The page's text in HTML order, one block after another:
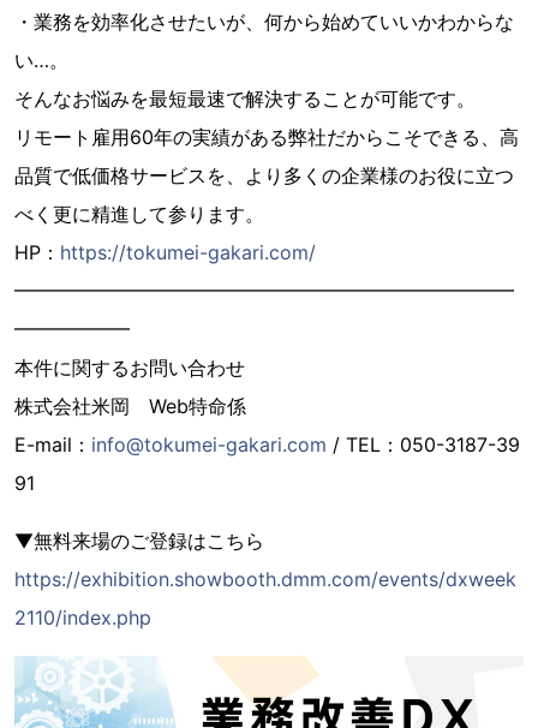
・業務を効率化させたいが、何から始めていいかわからな
い…。
そんなお悩みを最短最速で解決することが可能です。
リモート雇用60年の実績がある弊社だからこそできる、高
品質で低価格サービスを、より多くの企業様のお役に立つ
べく更に精進して参ります。
HP： https://tokumei-gakari.com/
━━━━━━━━━━━━━━━━━━━━━━━━━━
━━━━━━
本件に関するお問い合わせ
株式会社米岡 Web特命係
E-mail： info@tokumei-gakari.com / TEL：050-3187-39
91
▼無料来場のご登録はこちら
https://exhibition.showbooth.dmm.com/events/dxweek
2110/index.php